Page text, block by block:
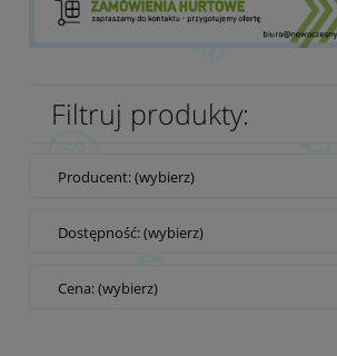
Filtruj produkty:
Producent: (wybierz)
Dostępność: (wybierz)
Cena: (wybierz)